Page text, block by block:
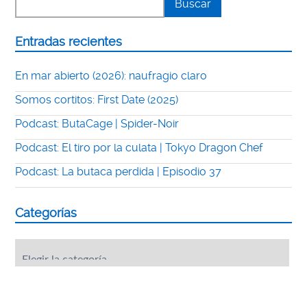
Entradas recientes
En mar abierto (2026): naufragio claro
Somos cortitos: First Date (2025)
Podcast: ButaCage | Spider-Noir
Podcast: El tiro por la culata | Tokyo Dragon Chef
Podcast: La butaca perdida | Episodio 37
Categorías